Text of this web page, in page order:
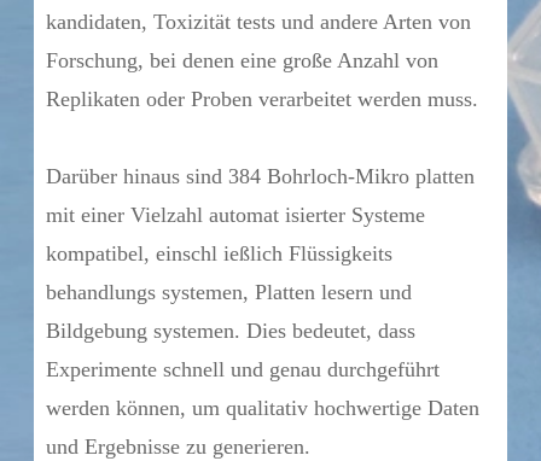
kandidaten, Toxizität tests und andere Arten von
Forschung, bei denen eine große Anzahl von
Replikaten oder Proben verarbeitet werden muss.
Darüber hinaus sind 384 Bohrloch-Mikro platten
mit einer Vielzahl automat isierter Systeme
kompatibel, einschl ießlich Flüssigkeits
behandlungs systemen, Platten lesern und
Bildgebung systemen. Dies bedeutet, dass
Experimente schnell und genau durchgeführt
werden können, um qualitativ hochwertige Daten
und Ergebnisse zu generieren.